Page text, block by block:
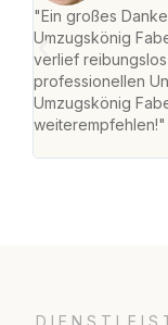
"Ein großes
Umzugskönig
verlief
professionellen
Umzugskönig
weiterempfehlen!"